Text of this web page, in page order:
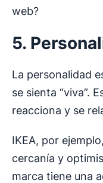
web?
5.
La personalidad
se sienta “viva”.
reacciona y se
IKEA, por
cercanía y
marca tiene una